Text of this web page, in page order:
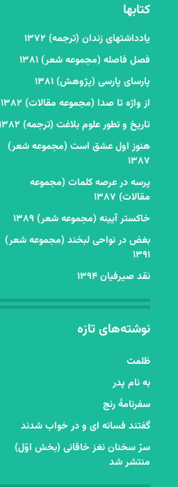
کتابها
یادداشتهای زندان (ترجمه) ۱۳۷۲
فصل فاصله (مجموعه شعر) ۱۳۸۱
پارسای پارسی (پژوهش) ۱۳۸۱
از واژه تا صدا (مجموعه مقالات) ۱۳۸۲
تاریخ و تطور علوم بلاغت (ترجمه) ۱۳۸۲
هنوز اول عشق است (مجموعه شعر)
۱۳۸۷
پرسه در عرصه کلمات (مجموعه
مقالات) ۱۳۸۷
خاکستر آیینه (مجموعه شعر) ۱۳۸۹
بغض در نواحی لبخند (مجموعه شعر)
۱۳۹۱
نقد صیرفیان ۱۳۹۴
نوشته‌های تازه
ظلمت
به نام پدر
سفرنامۀ رنج
گفتند فسانه ای و در خواب شدند
سرّ سخنان نغز خاقانی (بخش اوّل)
منتشر شد